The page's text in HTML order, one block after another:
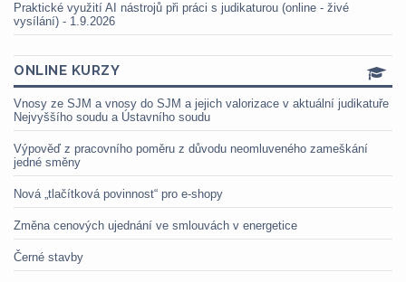
Praktické využití AI nástrojů při práci s judikaturou (online - živé
vysílání) - 1.9.2026
ONLINE KURZY
Vnosy ze SJM a vnosy do SJM a jejich valorizace v aktuální judikatuře
Nejvyššího soudu a Ústavního soudu
Výpověď z pracovního poměru z důvodu neomluveného zameškání
jedné směny
Nová „tlačítková povinnost“ pro e-shopy
Změna cenových ujednání ve smlouvách v energetice
Černé stavby